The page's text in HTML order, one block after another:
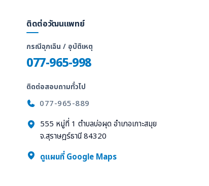
ติดต่อวัฒนแพทย์
กรณีฉุกเฉิน / อุบัติเหตุ
077-965-998
ติดต่อสอบถามทั่วไป
077-965-889
555 หมู่ที่ 1 ตำบลบ่อผุด อำเภอเกาะสมุย
จ.สุราษฎร์ธานี 84320
ดูแผนที่ Google Maps